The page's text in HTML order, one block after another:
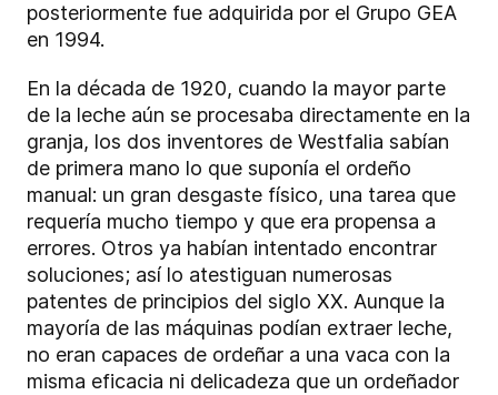
posteriormente fue adquirida por el Grupo GEA
en 1994.
En la década de 1920, cuando la mayor parte
de la leche aún se procesaba directamente en la
granja, los dos inventores de Westfalia sabían
de primera mano lo que suponía el ordeño
manual: un gran desgaste físico, una tarea que
requería mucho tiempo y que era propensa a
errores. Otros ya habían intentado encontrar
soluciones; así lo atestiguan numerosas
patentes de principios del siglo XX. Aunque la
mayoría de las máquinas podían extraer leche,
no eran capaces de ordeñar a una vaca con la
misma eficacia ni delicadeza que un ordeñador